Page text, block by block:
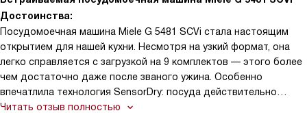
Достоинства:
Посудомоечная машина Miele G 5481 SCVi стала настоящим
открытием для нашей кухни. Несмотря на узкий формат, она
легко справляется с загрузкой на 9 комплектов — этого более
чем достаточно даже после званого ужина. Особенно
впечатлила технология SensorDry: посуда действительно
выходит полностью сухой, без разводов и влаги, что раньше
Читать отзыв полностью